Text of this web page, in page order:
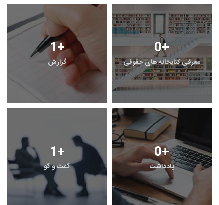
1+
گزارش
0+
معرفی کتابخانه های حقوقی
1+
گفت و گو
0+
یادداشت